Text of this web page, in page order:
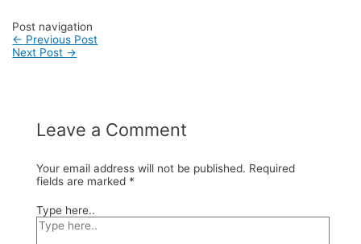
Post navigation
← Previous Post
Next Post →
Leave a Comment
Your email address will not be published. Required
fields are marked *
Type here..